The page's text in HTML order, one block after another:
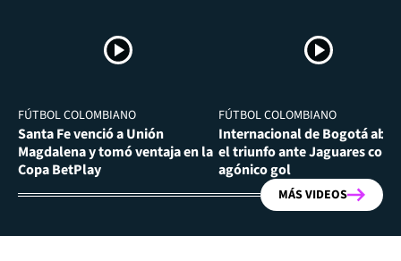
FÚTBOL COLOMBIANO
Santa Fe venció a Unión
Magdalena y tomó ventaja en la
Copa BetPlay
FÚTBOL COLOMBIANO
Internacional de Bogotá
el triunfo ante Jaguares con
agónico gol
MÁS VIDEOS